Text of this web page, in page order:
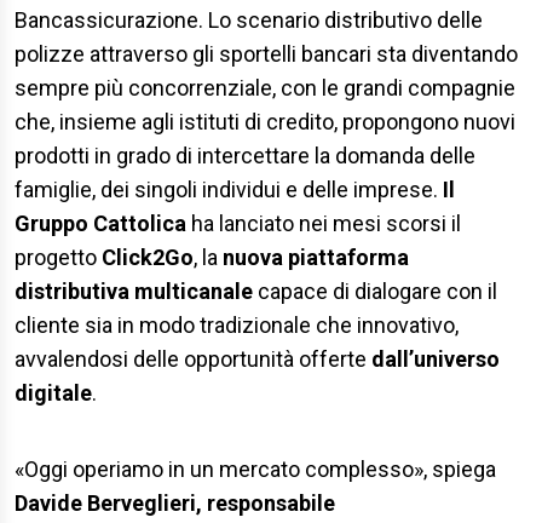
Bancassicurazione. Lo scenario distributivo delle
polizze attraverso gli sportelli bancari sta diventando
sempre più concorrenziale, con le grandi compagnie
che, insieme agli istituti di credito, propongono nuovi
prodotti in grado di intercettare la domanda delle
famiglie, dei singoli individui e delle imprese. Il
Gruppo Cattolica ha lanciato nei mesi scorsi il
progetto Click2Go, la nuova piattaforma
distributiva multicanale capace di dialogare con il
cliente sia in modo tradizionale che innovativo,
avvalendosi delle opportunità offerte dall’universo
digitale.
«Oggi operiamo in un mercato complesso», spiega
Davide Berveglieri, responsabile